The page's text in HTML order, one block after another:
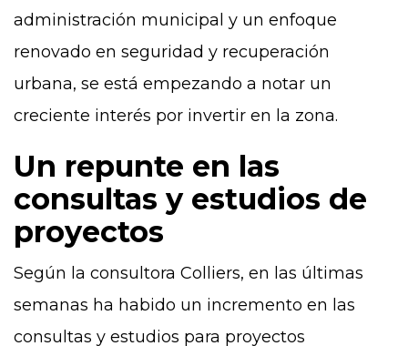
administración municipal y un enfoque
renovado en seguridad y recuperación
urbana, se está empezando a notar un
creciente interés por invertir en la zona.
Un repunte en las
consultas y estudios de
proyectos
Según la consultora Colliers, en las últimas
semanas ha habido un incremento en las
consultas y estudios para proyectos